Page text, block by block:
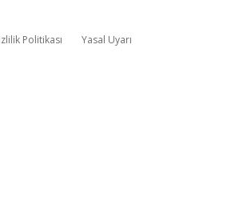
Politikası Yasal Uyarı